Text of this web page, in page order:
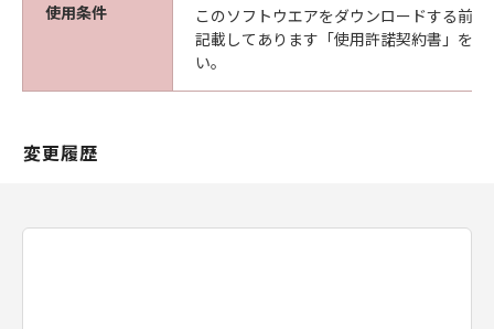
使用条件
このソフトウエアをダウンロードする前
記載してあります「使用許諾契約書」を
い。
変更履歴